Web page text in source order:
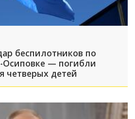
беспилотников по
Осиповке — погибли
четверых детей